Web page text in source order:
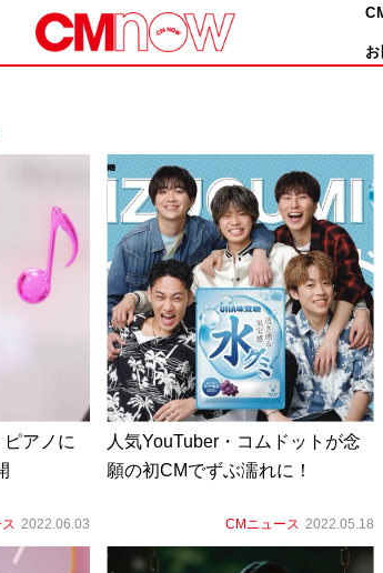
アノに
2022.06.03
人気YouTuber・コムドットが念
願の初CMでずぶ濡れに！
CMニュース 2022.05.18